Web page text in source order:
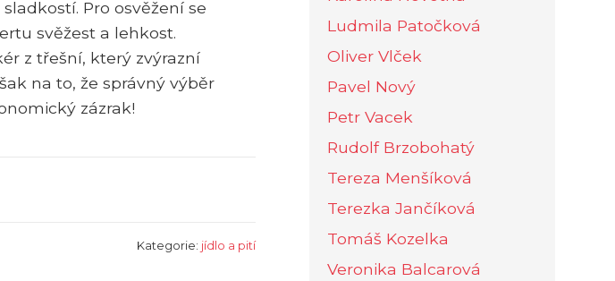
Pro osvěžení se
svěžest a lehkost.
z třešní, který zvýrazní
na to, že správný výběr
zázrak!
Kategorie: jídlo a pití
Ludmila Patočková
Oliver Vlček
Pavel Nový
Petr Vacek
Rudolf Brzobohatý
Tereza Menšíková
Terezka Jančíková
Tomáš Kozelka
Veronika Balcarová